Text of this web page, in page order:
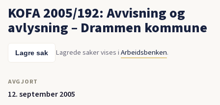
KOFA 2005/192: Avvisning og
avlysning – Drammen kommune
Lagre sak Lagrede saker vises iArbeidsbenken.
AVGJORT
12. september 2005